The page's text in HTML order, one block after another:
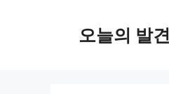
오늘의 발견